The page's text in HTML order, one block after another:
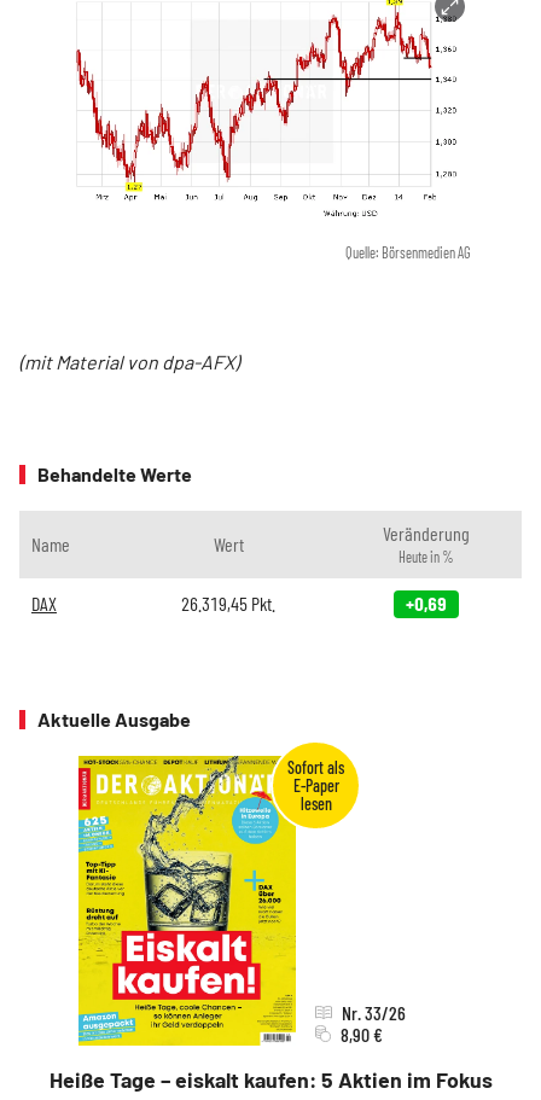
Quelle: Börsenmedien AG
(mit Material von dpa-AFX)
Behandelte Werte
Name Wert Veränderung
Heute in %
DAX 26.319,45 Pkt. +0,69
Aktuelle Ausgabe
Heiße Tage – eiskalt kaufen: 5 Aktien im Fokus
Nr. 33/26
8,90 €